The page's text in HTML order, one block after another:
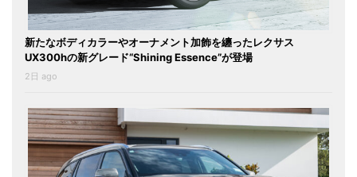
新たなボディカラーやオーナメント加飾を纏ったレクサス
UX300hの新グレード“Shining Essence”が登場
2日 ago